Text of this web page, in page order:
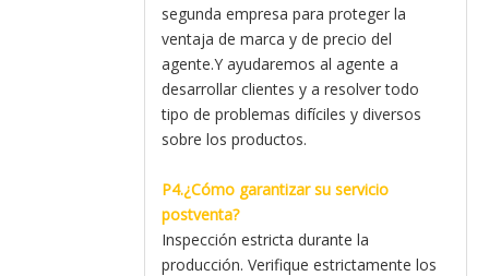
segunda empresa para proteger la
ventaja de marca y de precio del
agente.Y ayudaremos al agente a
desarrollar clientes y a resolver todo
tipo de problemas difíciles y diversos
sobre los productos.
P4.¿Cómo garantizar su servicio
postventa?
Inspección estricta durante la
producción. Verifique estrictamente los